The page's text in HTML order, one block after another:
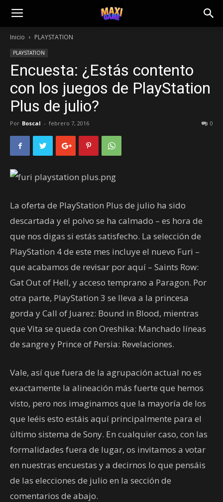
Inicio PLAYSTATION
PLAYSTATION
Encuesta: ¿Estás contento
con los juegos de PlayStation
Plus de julio?
Por Boscal - febrero 7, 2016 0
La oferta de PlayStation Plus de julio ha sido
descartada y el polvo se ha calmado – es hora de
que nos digas si estás satisfecho. La selección de
PlayStation 4 de este mes incluye el nuevo Furi –
que acabamos de revisar por aquí – Saints Row:
Gat Out of Hell, y acceso temprano a Paragon. Por
otra parte, PlayStation 3 se lleva a la princesa
gorda y Call of Juarez: Bound in Blood, mientras
que Vita se queda con Oreshika: Manchado líneas
de sangre y Prince of Persia: Revelaciones.
Vale, así que fuera de la agrupación actual no es
exactamente la alineación más fuerte que hemos
visto, pero nos imaginamos que la mayoría de los
que leéis esto estáis aquí principalmente para el
último sistema de Sony. En cualquier caso, con las
formalidades fuera de lugar, os invitamos a votar
en nuestras encuestas y a decirnos lo que pensáis
de las elecciones de julio en la sección de
comentarios de abajo.